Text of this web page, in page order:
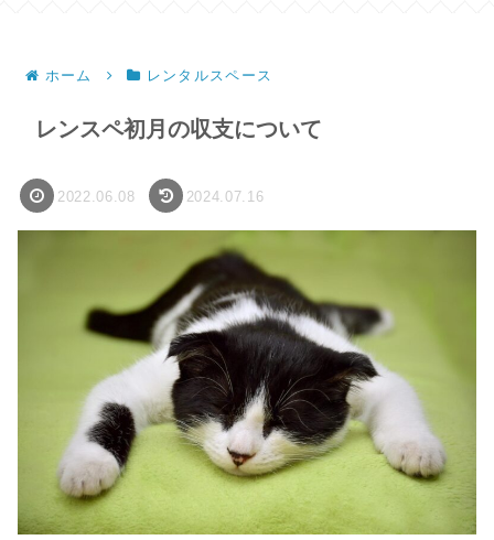
ホーム レンタルスペース
レンスペ初月の収支について
2022.06.08 2024.07.16